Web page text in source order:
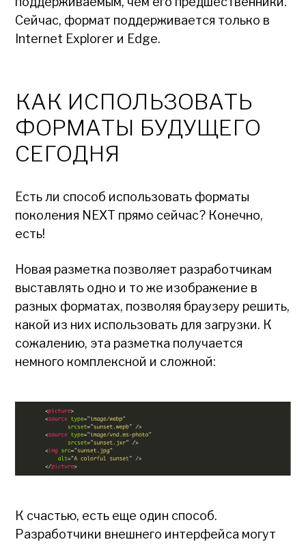
Сейчас, формат поддерживается только в
Internet Explorer и Edge.
КАК ИСПОЛЬЗОВАТЬ
ФОРМАТЫ БУДУЩЕГО
СЕГОДНЯ
Есть ли способ использовать форматы
поколения NEXT прямо сейчас? Конечно,
есть!
Новая разметка позволяет разработчикам
выставлять одно и то же изображение в
разных форматах, позволяя браузеру решить,
какой из них использовать для загрузки. К
сожалению, эта разметка получается
немного комплексной и сложной:
К счастью, есть еще один способ.
Разработчики внешнего интерфейса могут